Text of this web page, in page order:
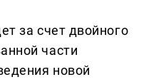
за счет двойного
части
новой